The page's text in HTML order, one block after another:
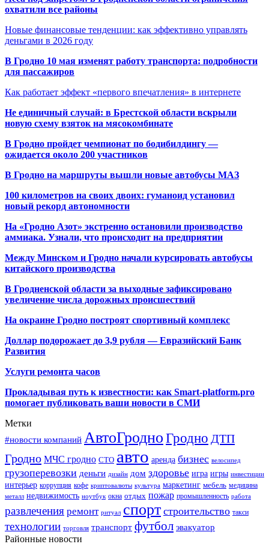
охватили все районы
Новые финансовые тенденции: как эффективно управлять
деньгами в 2026 году
В Гродно 10 мая изменят работу транспорта: подробности
для пассажиров
Как работает эффект «первого впечатления» в интернете
Не единичный случай: в Брестской области вскрыли
новую схему взяток на мясокомбинате
В Гродно пройдет чемпионат по бодибилдингу —
ожидается около 200 участников
В Гродно на маршруты вышли новые автобусы МАЗ
100 километров на своих двоих: гуманоид установил
новый рекорд автономности
На «Гродно Азот» экстренно остановили производство
аммиака. Узнали, что происходит на предприятии
Между Минском и Гродно начали курсировать автобусы
китайского производства
В Гродненской области за выходные зафиксировано
увеличение числа дорожных происшествий
На окраине Гродно построят спортивный комплекс
Доллар подорожает до 3,9 рубля — Евразийский Банк
Развития
Услуги ремонта часов
Прокладывая путь к известности: как Smart-platform.pro
помогает публиковать ваши новости в СМИ
Метки
#новости компаний АвтоГродноГродно ДТП
Гродно МЧС гродно СТО авто аренда бизнес велосипед
грузоперевозки деньги дизайн дом здоровье игра игры инвестиции
интерьер коррупция кофе криптовалюты культура маркетинг мебель медицина
металл недвижимость ноутбук окна отдых пожар промышленность работа
развлечения ремонт ритуал спорт строительство такси
технологии торговля транспорт футбол эвакуатор
Районные новости